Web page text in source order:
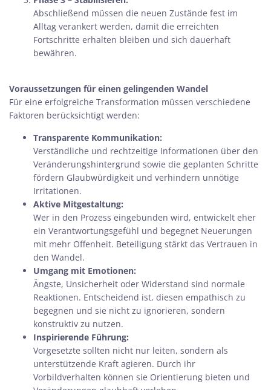
Abschließend müssen die neuen Zustände fest im
Alltag verankert werden, damit die erreichten
Fortschritte erhalten bleiben und sich dauerhaft
bewähren.
Voraussetzungen für einen gelingenden Wandel
Für eine erfolgreiche Transformation müssen verschiedene
Faktoren berücksichtigt werden:
Transparente Kommunikation:
Verständliche und rechtzeitige Informationen über den
Veränderungshintergrund sowie die geplanten Schritte
fördern Glaubwürdigkeit und verhindern unnötige
Irritationen.
Aktive Mitgestaltung:
Wer in den Prozess eingebunden wird, entwickelt eher
ein Verantwortungsgefühl und begegnet Neuerungen
mit mehr Offenheit. Beteiligung stärkt das Vertrauen in
den Wandel.
Umgang mit Emotionen:
Ängste, Unsicherheit oder Widerstand sind normale
Reaktionen. Entscheidend ist, diesen empathisch zu
begegnen und sie nicht zu ignorieren, sondern
konstruktiv zu nutzen.
Inspirierende Führung:
Vorgesetzte sollten nicht nur leiten, sondern als
unterstützende Kraft agieren. Durch ihr
Vorbildverhalten können sie Orientierung bieten und